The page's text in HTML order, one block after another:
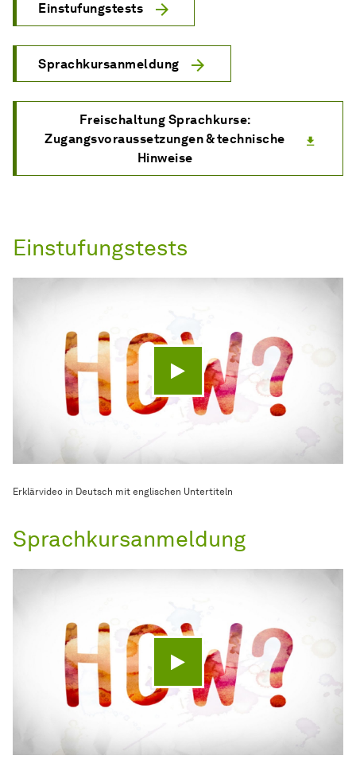
Einstufungstests
Sprachkursanmeldung
Freischaltung Sprachkurse:
Zugangsvoraussetzungen & technische
Hinweise
Einstufungstests
Video abspielen
Erklärvideo in Deutsch mit englischen Untertiteln
Sprachkursanmeldung
Video abspielen